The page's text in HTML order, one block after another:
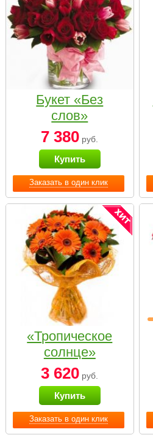
Заказать в один клик
Букет «Без
слов»
7 380 руб.
Купить
Заказать в один клик
«Тропическое
солнце»
3 620 руб.
Купить